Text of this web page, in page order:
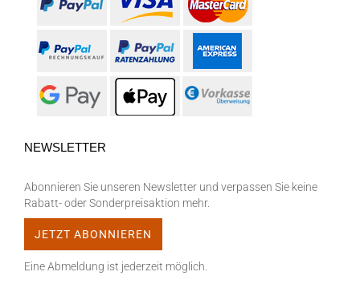
NEWSLETTER
Abonnieren Sie unseren Newsletter und verpassen Sie keine
Rabatt- oder Sonderpreisaktion mehr.
Eine Abmeldung ist jederzeit möglich.